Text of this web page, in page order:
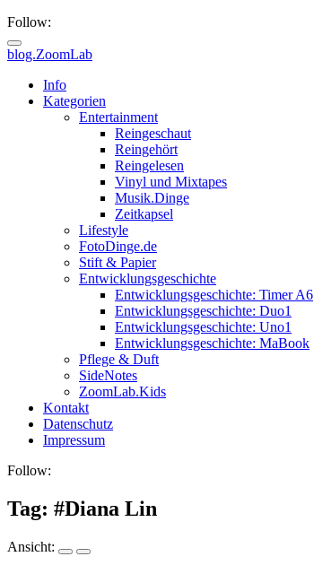
Follow:
blog.ZoomLab
ZoomLab
Info
Kategorien
Entertainment
Reingeschaut
Reingehört
Reingelesen
Vinyl und Mixtapes
Musik.Dinge
Zeitkapsel
Lifestyle
FotoDinge.de
Stift & Papier
Entwicklungsgeschichte
Entwicklungsgeschichte: Timer A6
Entwicklungsgeschichte: Duo1
Entwicklungsgeschichte: Uno1
Entwicklungsgeschichte: MaBook
Pflege & Duft
SideNotes
ZoomLab.Kids
Kontakt
Datenschutz
Impressum
Follow:
Tag: #Diana Lin
Ansicht: